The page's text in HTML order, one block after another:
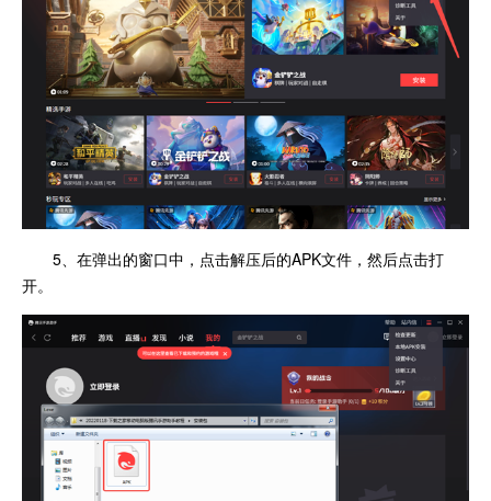
5、在弹出的窗口中，点击解压后的APK文件，然后点击打
开。